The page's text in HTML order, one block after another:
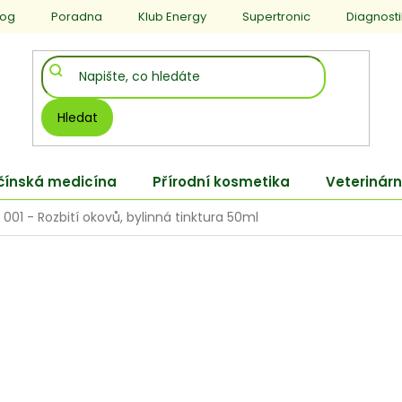
Poradna Klub Energy Supertronic
Hledat
medicína Přírodní kosmetika
- Rozbití okovů, bylinná tinktura 50ml